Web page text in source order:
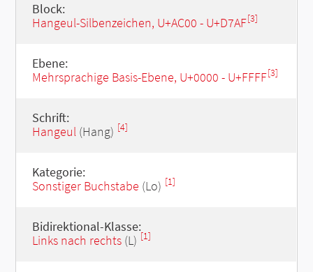
Block:
Hangeul-Silbenzeichen, U+AC00 - U+D7AF[3]
Ebene:
Mehrsprachige Basis-Ebene, U+0000 - U+FFFF[3]
Schrift:
Hangeul(Hang) [4]
Kategorie:
Sonstiger Buchstabe (Lo) [1]
Bidirektional-Klasse:
Links nach rechts(L) [1]